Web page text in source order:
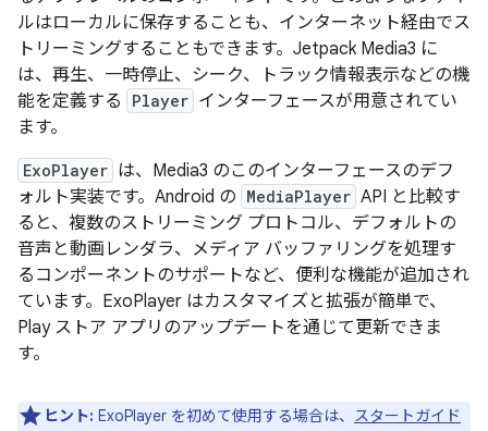
ルはローカルに保存することも、インターネット経由でス
トリーミングすることもできます。Jetpack Media3 に
は、再生、一時停止、シーク、トラック情報表示などの機
能を定義する
Player インターフェースが用意されてい
ます。
ExoPlayer は、Media3 のこのインターフェースのデフ
ォルト実装です。Android の MediaPlayer API と比較す
ると、複数のストリーミング プロトコル、デフォルトの
音声と動画レンダラ、メディア バッファリングを処理す
るコンポーネントのサポートなど、便利な機能が追加され
ています。ExoPlayer はカスタマイズと拡張が簡単で、
Play ストア アプリのアップデートを通じて更新できま
す。
ヒント: ExoPlayer を初めて使用する場合は、 スタートガイド